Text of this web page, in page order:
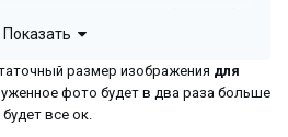
Показать
размер изображения для
фото будет в два раза больше
все ок.